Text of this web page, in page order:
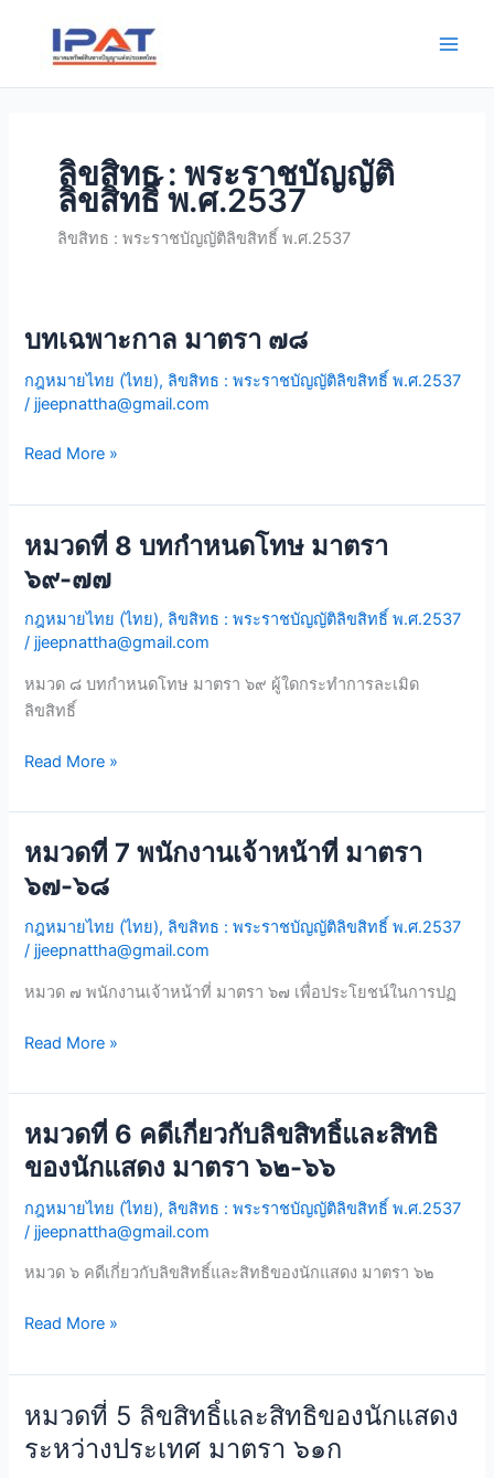
content
ลิขสิทธ : พระราชบัญญัติ
ลิขสิทธิ์ พ.ศ.2537
ลิขสิทธ : พระราชบัญญัติลิขสิทธิ์ พ.ศ.2537
บทเฉพาะกาล มาตรา ๗๘
กฎหมายไทย (ไทย), ลิขสิทธ : พระราชบัญญัติลิขสิทธิ์ พ.ศ.2537
/ jjeepnattha@gmail.com
บทเฉพาะกาล
๗๘
Read More »
หมวดที่ 8 บทกำหนดโทษ มาตรา
๖๙-๗๗
กฎหมายไทย (ไทย), ลิขสิทธ : พระราชบัญญัติลิขสิทธิ์ พ.ศ.2537
/ jjeepnattha@gmail.com
หมวด ๘ บทกำหนดโทษ มาตรา ๖๙ ผู้ใดกระทำการละเมิด
ลิขสิทธิ์
หมวด
ที่
8
บท
กำหนด
มาตรา
Read More »
หมวดที่ 7 พนักงานเจ้าหน้าที่ มาตรา
๖๗-๖๘
กฎหมายไทย (ไทย), ลิขสิทธ : พระราชบัญญัติลิขสิทธิ์ พ.ศ.2537
/ jjeepnattha@gmail.com
หมวด ๗ พนักงานเจ้าหน้าที่ มาตรา ๖๗ เพื่อประโยชน์ในการปฏ
หมวด
ที่
7
พนักงาน
เจ้า
๖๗-๖๘
Read More »
หมวดที่ 6 คดีเกี่ยวกับลิขสิทธิ์และสิทธิ
ของนักแสดง มาตรา ๖๒-๖๖
กฎหมายไทย (ไทย), ลิขสิทธ : พระราชบัญญัติลิขสิทธิ์ พ.ศ.2537
/ jjeepnattha@gmail.com
หมวด ๖ คดีเกี่ยวกับลิขสิทธิ์และสิทธิของนักแสดง มาตรา ๖๒
หมวด
ที่
6
คดี
เกี่ยว
และ
แสดง
มาตรา
Read More »
หมวดที่ 5 ลิขสิทธิ์และสิทธิของนักแสดง
ระหว่างประเทศ มาตรา ๖๑ก
หมวด
ที่
5